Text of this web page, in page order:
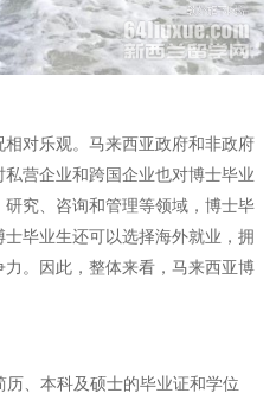
对乐观。马来西亚政府和非政府
营企业和跨国企业也对博士毕业
究、咨询和管理等领域，博士毕
毕业生还可以选择海外就业，拥
。因此，整体来看，马来西亚博
、本科及硕士的毕业证和学位